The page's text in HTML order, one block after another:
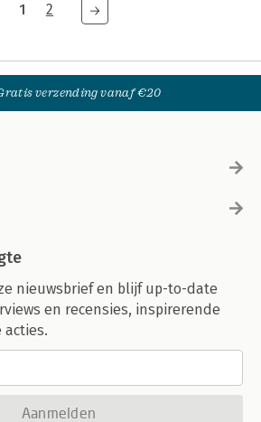
1 2
verzending vanaf €20
nieuwsbrief en blijf up-to-date
en recensies, inspirerende
acties.
Aanmelden